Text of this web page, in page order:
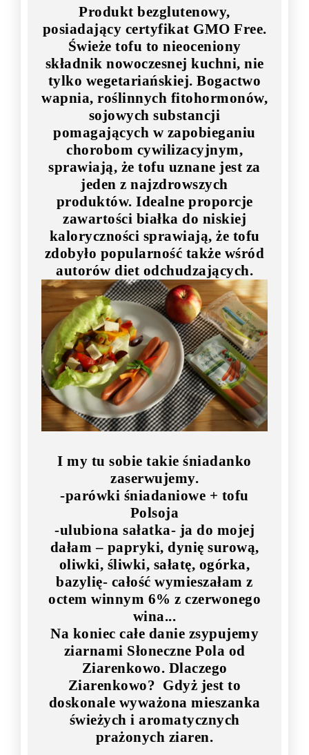
Produkt bezglutenowy,
posiadający certyfikat GMO Free.
Świeże tofu to nieoceniony
składnik nowoczesnej kuchni, nie
tylko wegetariańskiej. Bogactwo
wapnia, roślinnych fitohormonów,
sojowych substancji
pomagających w zapobieganiu
chorobom cywilizacyjnym,
sprawiają, że tofu uznane jest za
jeden z najzdrowszych
produktów. Idealne proporcje
zawartości białka do niskiej
kaloryczności sprawiają, że tofu
zdobyło popularność także wśród
autorów diet odchudzających.
I my tu sobie takie śniadanko
zaserwujemy.
-parówki śniadaniowe + tofu
Polsoja
-ulubiona sałatka- ja do mojej
dałam – papryki, dynię surową,
oliwki, śliwki, sałatę, ogórka,
bazylię- całość wymieszałam z
octem winnym 6% z czerwonego
wina...
Na koniec całe danie zsypujemy
ziarnami Słoneczne Pola od
Ziarenkowo. Dlaczego
Ziarenkowo? Gdyż jest to
doskonale wyważona mieszanka
świeżych i aromatycznych
prażonych ziaren.